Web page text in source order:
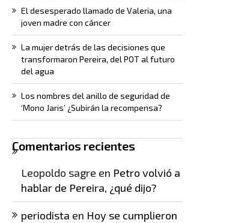
El desesperado llamado de Valeria, una
joven madre con cáncer
La mujer detrás de las decisiones que
transformaron Pereira, del POT al futuro
del agua
Los nombres del anillo de seguridad de
‘Mono Jaris’ ¿Subirán la recompensa?
Comentarios recientes
Leopoldo sagre en Petro volvió a
hablar de Pereira, ¿qué dijo?
periodista en Hoy se cumplieron